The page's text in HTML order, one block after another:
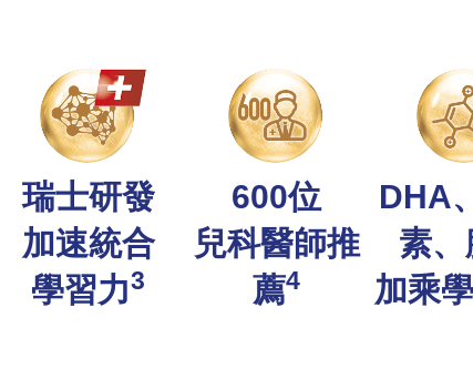
瑞士研發
加速統合
學習力3
600位
兒科醫師推
薦4
DHA
素
加乘